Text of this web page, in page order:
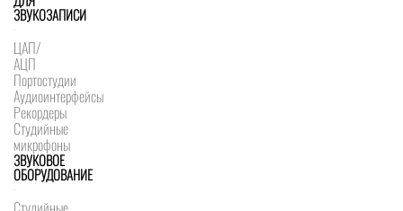
ЗВУКОЗАПИСИ
ЦАП/
АЦП
Портостудии
Аудиоинтерфейсы
Рекордеры
Студийные
микрофоны
ЗВУКОВОЕ
ОБОРУДОВАНИЕ